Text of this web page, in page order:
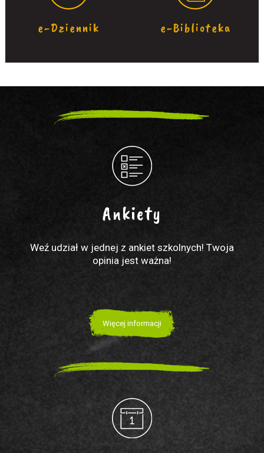
e-Dziennik e-Biblioteka
Ankiety
Weź udział w jednej z ankiet szkolnych! Twoja
opinia jest ważna!
Więcej informacji